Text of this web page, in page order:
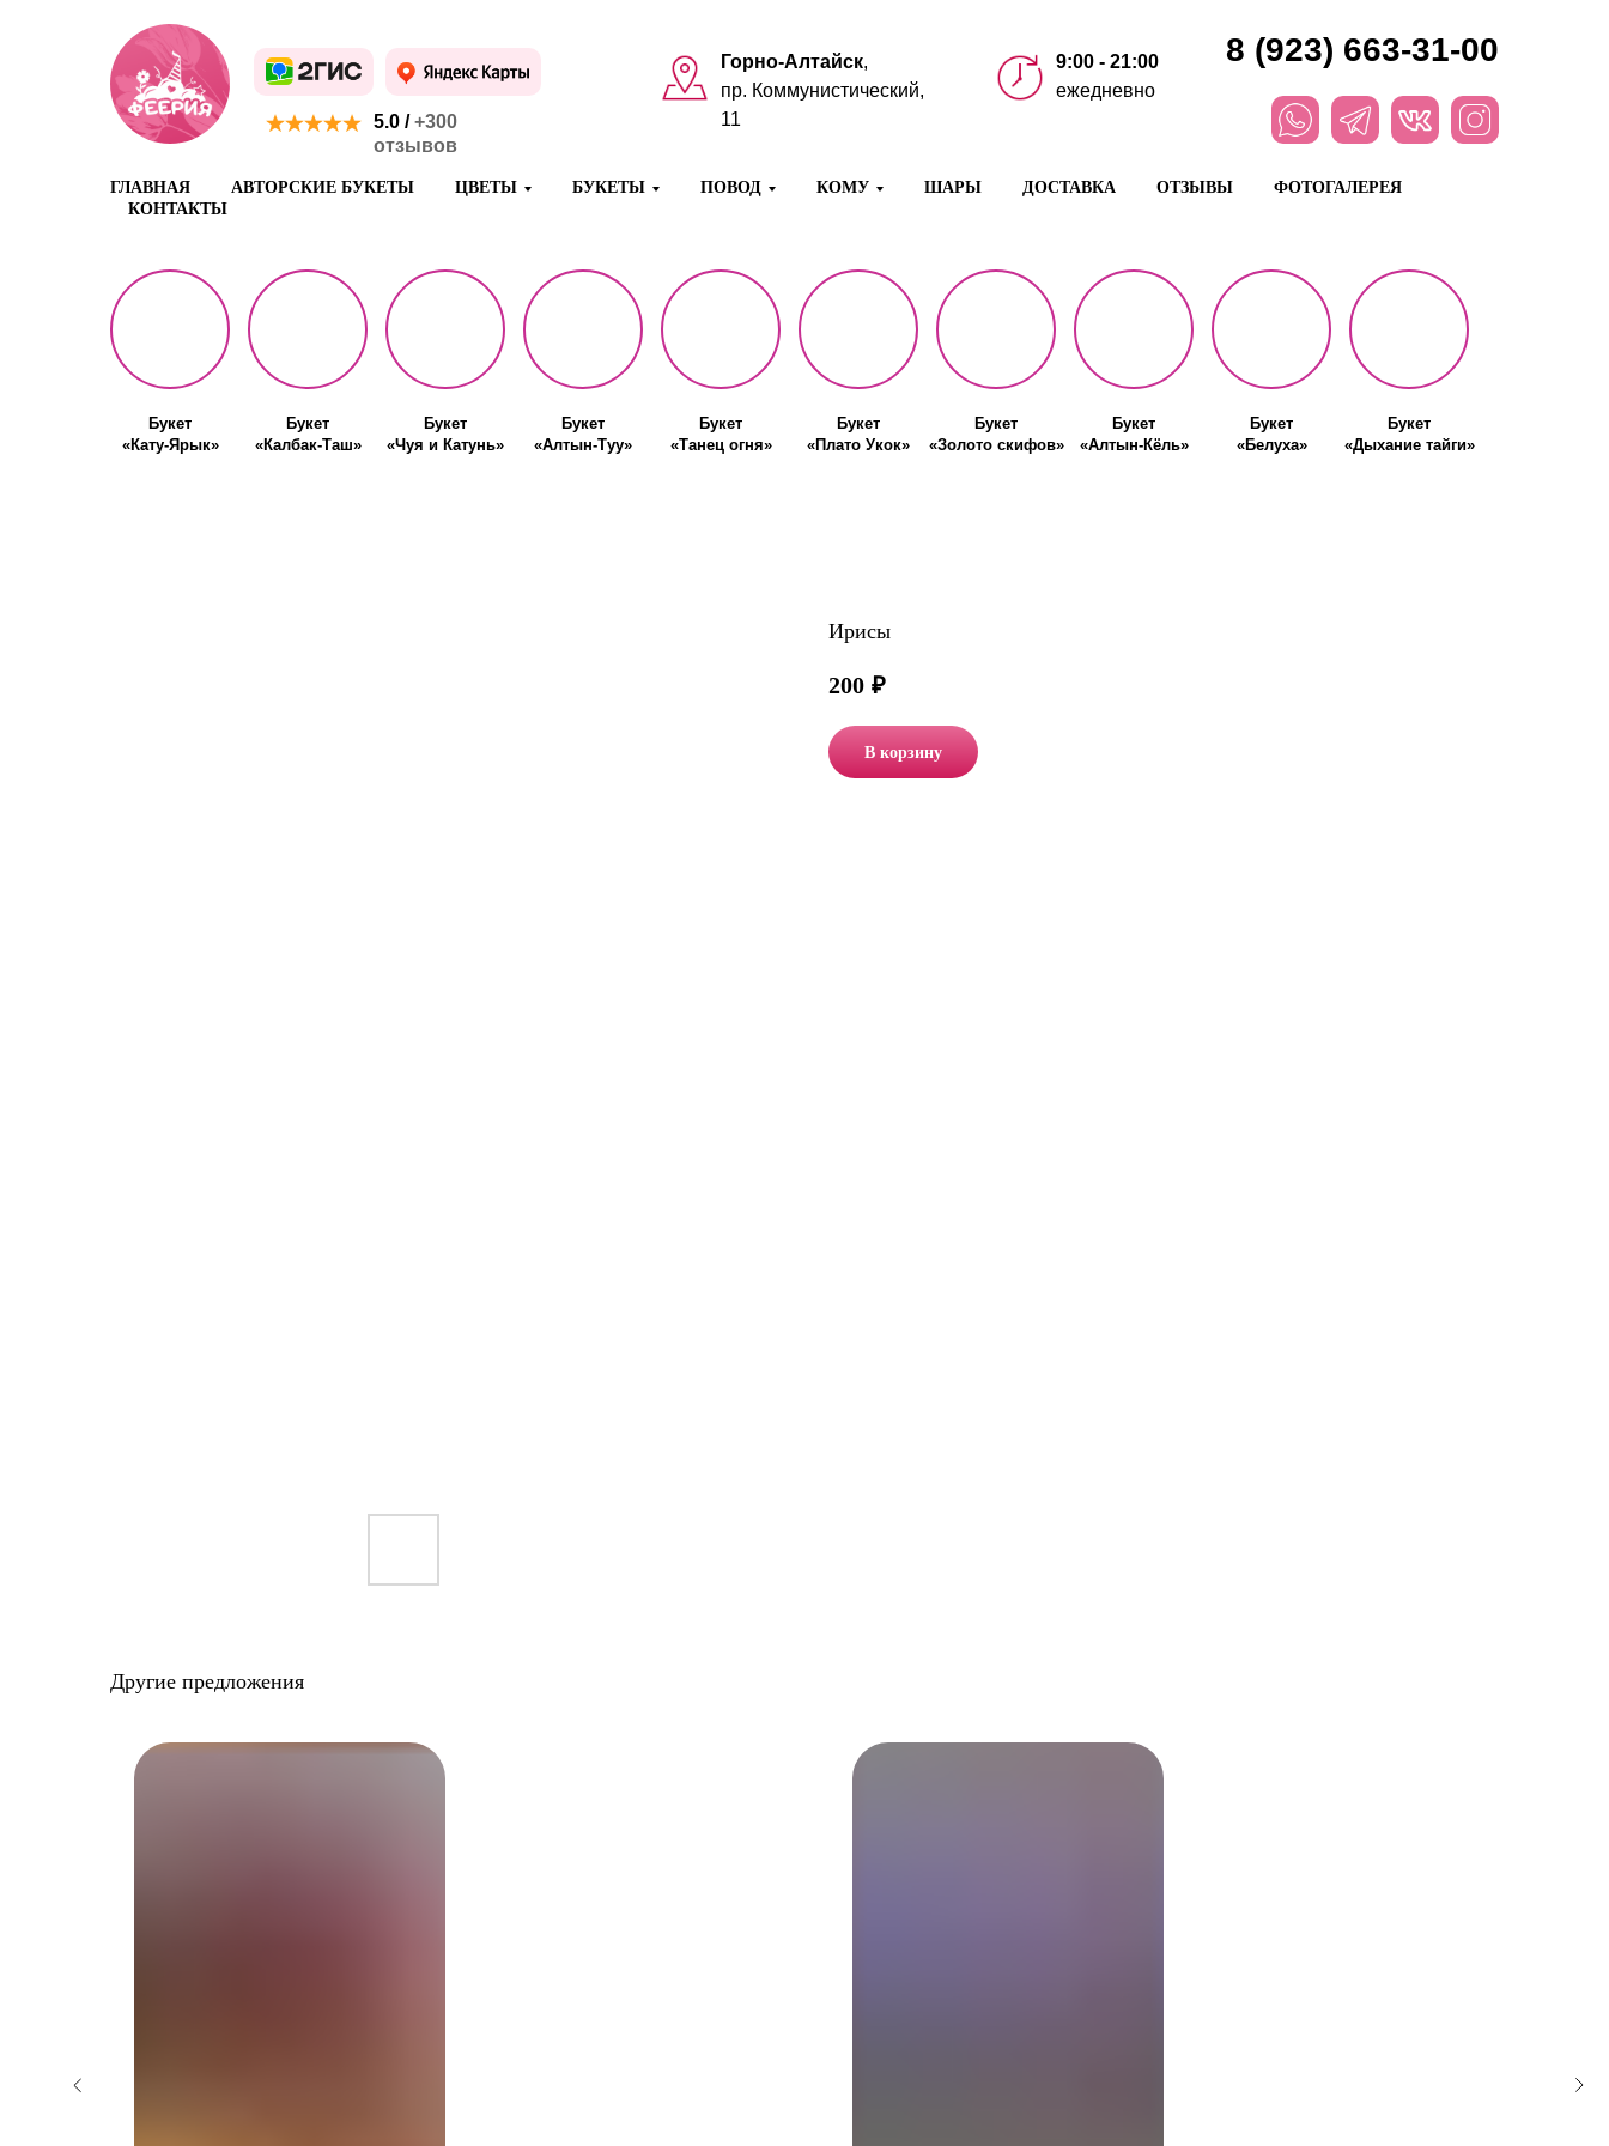
5.0 /+300
отзывов
Горно-Алтайск,
пр. Коммунистический,
11
9:00 - 21:00
ежедневно
8 (923) 663-31-00
ГЛАВНАЯ АВТОРСКИЕ БУКЕТЫ ЦВЕТЫ БУКЕТЫ ПОВОД КОМУ ШАРЫ ДОСТАВКА ОТЗЫВЫ
ФОТОГАЛЕРЕЯ
КОНТАКТЫ
Букет
«Кату-Ярык»
Букет
«Калбак-Таш»
Букет
«Чуя и Катунь»
Букет
«Алтын-Туу»
Букет
«Танец огня»
Букет
«Плато Укок»
Букет
«Золото скифов»
Букет
«Алтын-Кёль»
Букет
«Белуха»
Букет
«Дыхание тайги»
Ирисы
200 ₽
В корзину
Другие предложения